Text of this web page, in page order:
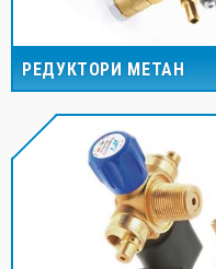
РЕДУКТОРИ МЕТАН